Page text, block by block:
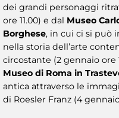
dei grandi personaggi
ore 11.00) e dal Museo
Borghese, in cui ci si può
nella storia dell’arte
circostante (2 gennaio ore
Museo di Roma in
antica attraverso le
di Roesler Franz (4 gennaio